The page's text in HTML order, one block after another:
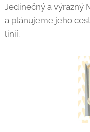
Jedinečný a výrazný
a plánujeme jeho
linií.